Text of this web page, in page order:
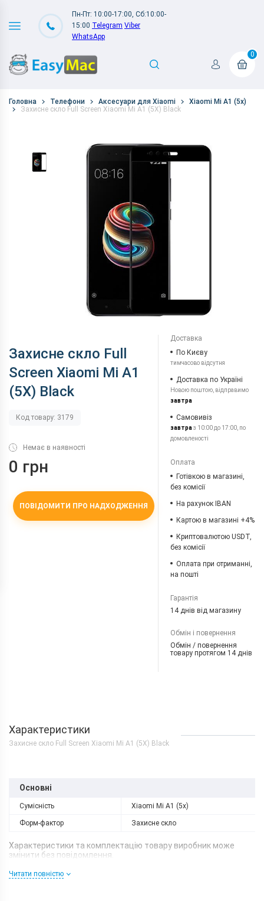
Пн-Пт: 10:00-17:00, Сб:10:00-
15:00 Telegram Viber
WhatsApp
0
Головна Телефони Аксесуари для Xiaomi
Xiaomi Mi A1 (5x)
Захисне скло Full Screen Xiaomi Mi A1 (5X) Black
Захисне скло Full
Screen Xiaomi Mi A1
(5X) Black
Код товару: 3179
Немає в наявності
0 грн
ПОВІДОМИТИ ПРО НАДХОДЖЕННЯ
Доставка
По Києву
тимчасово відсутня
Доставка по Україні
Новою поштою, відправимо
завтра
Самовивіз
завтраз 10:00 до 17:00, по
домовленості
Оплата
Готівкою в магазині,
без комісії
На рахунок IBAN
Картою в магазині +4%
Криптовалютою USDT,
без комісії
Оплата при отриманні,
на пошті
Гарантія
14 днів від магазину
Обмін і повернення
Обмін / повернення
товару протягом 14 днів
Характеристики
Захисне скло Full Screen Xiaomi Mi A1 (5X) Black
Основні
Сумісність Xiaomi Mi A1 (5x)
Форм-фактор Захисне скло
Характеристики та комплектацію товару виробник може
змінити без повідомлення.
Читати повністю